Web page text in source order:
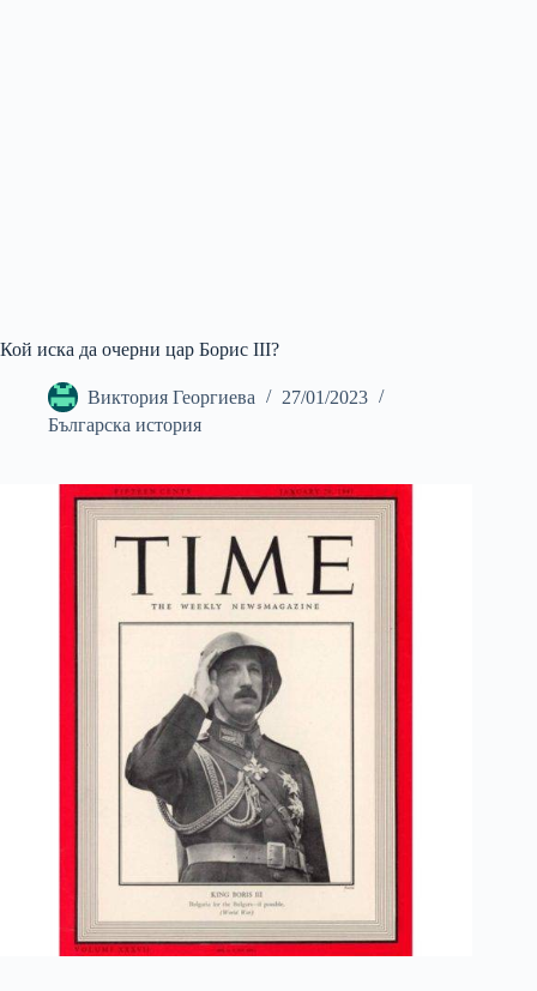
Кой иска да очерни цар Борис III?
Виктория Георгиева
27/01/2023
Българска история